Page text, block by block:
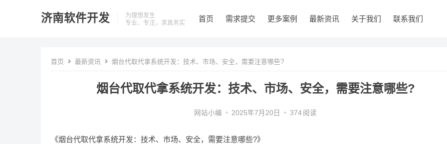
济南软件开发
为理想发生
专业、专注，求真务实
首页 需求提交 更多案例 最新资讯 关于我们 联系我们
首页 最新资讯 烟台代取代拿系统开发：技术、市场、安全，需要注意哪些?
烟台代取代拿系统开发：技术、市场、安全，需要注意哪些?
网站小编 • 2025年7月20日 • 374 阅读
《烟台代取代拿系统开发：技术、市场、安全，需要注意哪些?》